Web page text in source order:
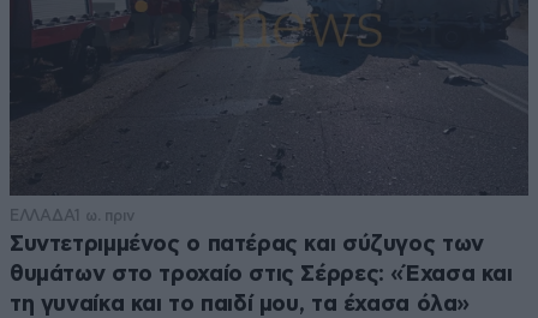
ΕΛΛΑΔΑ1 ω. πριν
Συντετριμμένος ο πατέρας και σύζυγος των
θυμάτων στο τροχαίο στις Σέρρες: «Έχασα και
τη γυναίκα και το παιδί μου, τα έχασα όλα»